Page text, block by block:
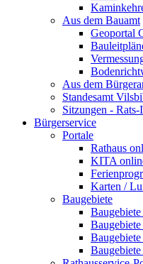
Aus dem Bauamt
Geoportal
Aus dem
Standesamt
Sitzungen -
Bürgerservice
Portale
Rathaus
KITA
Karten /
Baugebiete